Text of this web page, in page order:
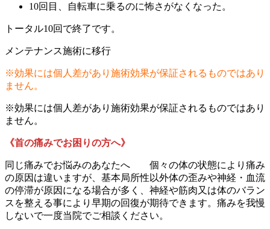
10回目、自転車に乗るのに怖さがなくなった。
トータル10回で終了です。
メンテナンス施術に移行
※効果には個人差があり施術効果が保証されるものではあり
ません。
※効果には個人差があり施術効果が保証されるものではあり
ません。
《首の痛みでお困りの方へ》
同じ痛みでお悩みのあなたへ 個々の体の状態により痛み
の原因は違いますが、基本局所性以外体の歪みや神経・血流
の停滞が原因になる場合が多く、神経や筋肉又は体のバラン
スを整える事により早期の回復が期待できます。痛みを我慢
しないで一度当院でご相談ください。